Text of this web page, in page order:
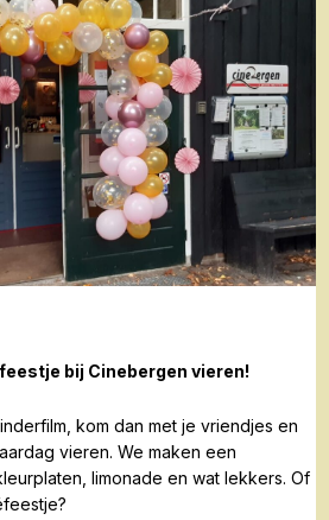
bij Cinebergen vieren!
kom dan met je vriendjes en
vieren. We maken een
limonade en wat lekkers. Of